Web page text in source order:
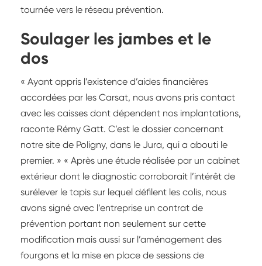
tournée vers le réseau prévention.
Soulager les jambes et le
dos
« Ayant appris l’existence d’aides financières
accordées par les Carsat, nous avons pris contact
avec les caisses dont dépendent nos implantations,
raconte Rémy Gatt. C’est le dossier concernant
notre site de Poligny, dans le Jura, qui a abouti le
premier. » « Après une étude réalisée par un cabinet
extérieur dont le diagnostic corroborait l’intérêt de
surélever le tapis sur lequel défilent les colis, nous
avons signé avec l’entreprise un contrat de
prévention portant non seulement sur cette
modification mais aussi sur l’aménagement des
fourgons et la mise en place de sessions de